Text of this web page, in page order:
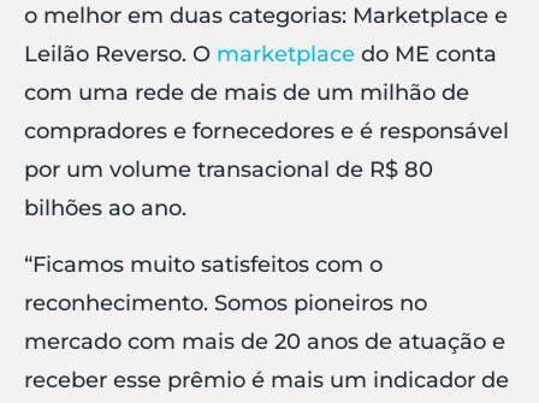
o melhor em duas categorias: Marketplace e
Leilão Reverso. O marketplace do ME conta
com uma rede de mais de um milhão de
compradores e fornecedores e é responsável
por um volume transacional de R$ 80
bilhões ao ano.
“Ficamos muito satisfeitos com o
reconhecimento. Somos pioneiros no
mercado com mais de 20 anos de atuação e
receber esse prêmio é mais um indicador de